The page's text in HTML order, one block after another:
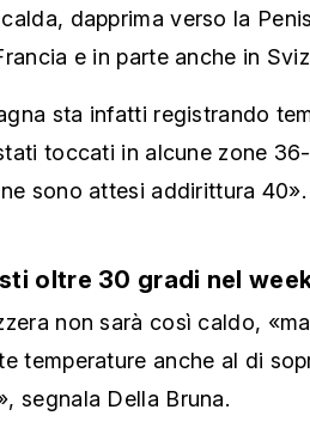
dapprima verso la
e in parte anche in
sta infatti registrando
toccati in alcune zone
sono attesi addirittura 40».
oltre 30 gradi nel
non sarà così caldo,
temperature anche al di
segnala Della Bruna.